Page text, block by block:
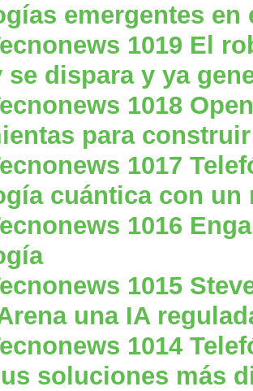
emergentes en
1019 El
se dispara y ya
1018
para
1017
cuántica con un
1016
1015
una IA
1014
soluciones más